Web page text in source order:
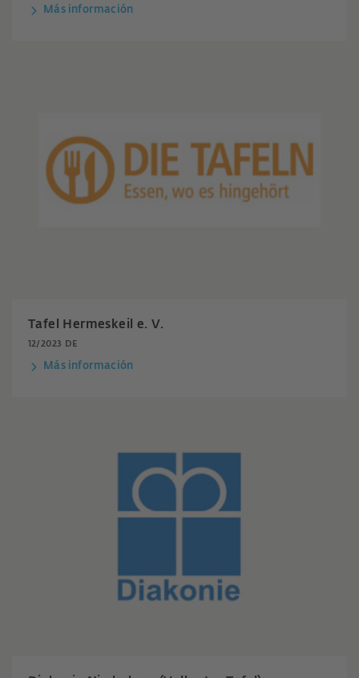
Más información
Tafel Hermeskeil e. V.
12/2023 DE
Más información